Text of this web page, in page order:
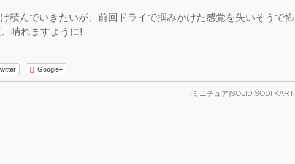
積んでいきたいが、前回ドライで掴みかけた感覚を失いそうで怖
晴れますように!
Google+
[ミニチュア]SOLID SODI KART